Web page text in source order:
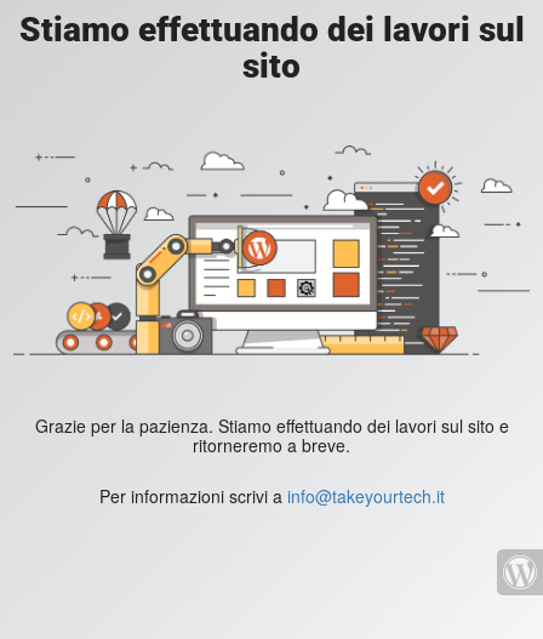
Stiamo effettuando dei lavori sul
sito
Grazie per la pazienza. Stiamo effettuando dei lavori sul sito e
ritorneremo a breve.
Per informazioni scrivi a info@takeyourtech.it